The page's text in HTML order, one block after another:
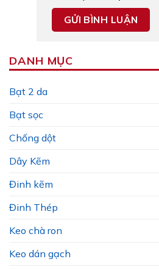
DANH MỤC
Bạt 2 da
Bạt sọc
Chống dột
Dây Kẽm
Đinh kẽm
Đinh Thép
Keo chà ron
Keo dán gạch